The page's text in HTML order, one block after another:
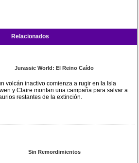
Relacionados
Jurassic World: El Reino Caído
volcán inactivo comienza a rugir en la Isla
y Claire montan una campaña para salvar a
restantes de la extinción.
Sin Remordimientos